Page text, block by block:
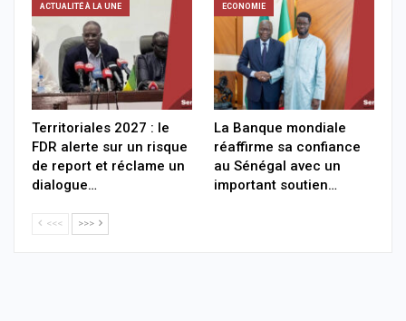
ACTUALITÉ À LA UNE
Territoriales 2027 : le
FDR alerte sur un risque
de report et réclame un
dialogue…
ECONOMIE
La Banque mondiale
réaffirme sa confiance
au Sénégal avec un
important soutien…
<<< >>>